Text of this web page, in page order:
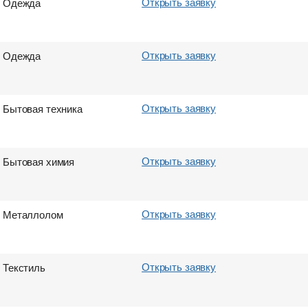
Одежда Открыть заявку
Бытовая техника Открыть заявку
Бытовая химия Открыть заявку
Металлолом Открыть заявку
Текстиль Открыть заявку